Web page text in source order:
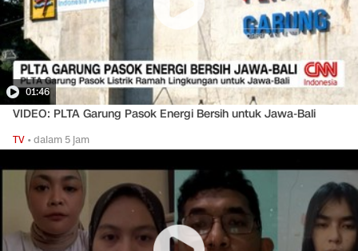
01:46
VIDEO: PLTA Garung Pasok Energi Bersih untuk Jawa-Bali
TV •dalam 5 jam